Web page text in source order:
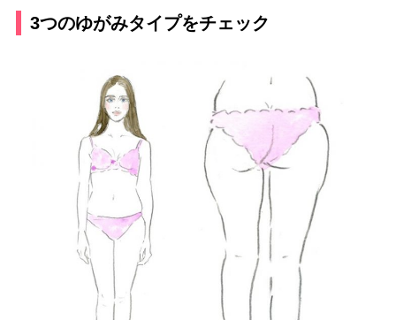
3つのゆがみタイプをチェック